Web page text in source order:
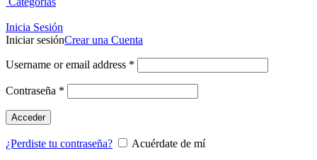
Inicia Sesión
Iniciar sesiónCrear una Cuenta
Username or email address *
Contraseña *
Acceder
¿Perdiste tu contraseña?
Acuérdate de mí